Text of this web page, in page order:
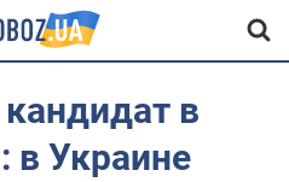
в
в Украине